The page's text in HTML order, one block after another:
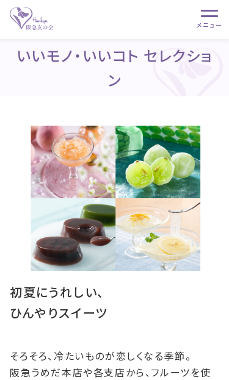
メニュー
いいモノ・いいコト セレクショ
ン
初夏にうれしい、
ひんやりスイーツ
そろそろ、冷たいものが恋しくなる季節。
阪急うめだ本店や各支店から、フルーツを使